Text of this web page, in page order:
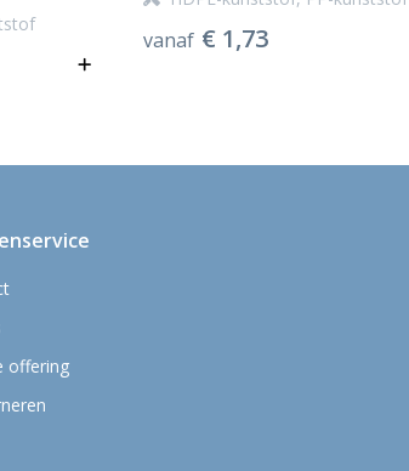
vanaf € 1,73
offering